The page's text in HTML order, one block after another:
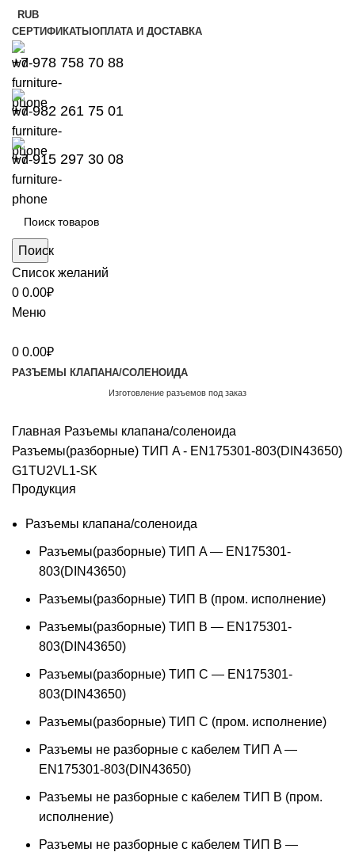
RUB
СЕРТИФИКАТЫОПЛАТА И ДОСТАВКА
+7 978 758 70 88
+7 982 261 75 01
+7 915 297 30 08
Поиск
Список желаний
0 0.00₽
Меню
0 0.00₽
РАЗЪЕМЫ КЛАПАНА/СОЛЕНОИДА
Изготовление разъемов под заказ
Главная Разъемы клапана/соленоида
Разъемы(разборные) ТИП A - EN175301-803(DIN43650)
G1TU2VL1-SK
Продукция
Разъемы клапана/соленоида
Разъемы(разборные) ТИП A — EN175301-
803(DIN43650)
Разъемы(разборные) ТИП В (пром. исполнение)
Разъемы(разборные) ТИП B — EN175301-
803(DIN43650)
Разъемы(разборные) ТИП C — EN175301-
803(DIN43650)
Разъемы(разборные) ТИП С (пром. исполнение)
Разъемы не разборные с кабелем ТИП A —
EN175301-803(DIN43650)
Разъемы не разборные с кабелем ТИП B (пром.
исполнение)
Разъемы не разборные с кабелем ТИП B —